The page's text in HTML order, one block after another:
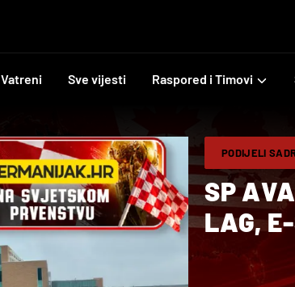
Vatreni Sve vijesti Raspored i Timovi
PODIJELI
SP
LAG,